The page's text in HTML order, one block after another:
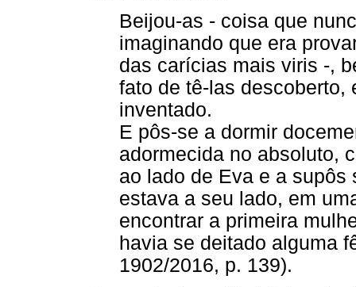
Beijou-as - coisa que
imaginando que era
das carícias mais viris -,
fato de tê-las descoberto,
inventado.
E pôs-se a dormir
adormecida no absoluto,
ao lado de Eva e a
estava a seu lado, em
encontrar a primeira
havia se deitado alguma
1902/2016, p. 139).